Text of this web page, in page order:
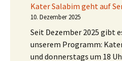
Kater Salabim geht auf
10. Dezember 2025
Seit Dezember 2025 gibt
unserem Programm:
und donnerstags um 18